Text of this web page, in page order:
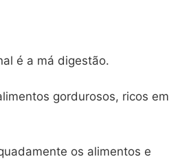
é a má digestão.
gordurosos, ricos em
os alimentos e